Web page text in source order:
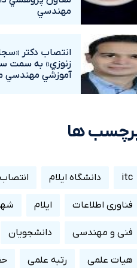
مهندسي
انتصاب دکتر
زنوزي» به سمت
آموزشي مهندسي
ها
itc دانشگاه ایلام انتصاب
فناوری اطلاعات ایلام
فنی و مهندسی دانشجویان
هیات علمی رتبه علمی